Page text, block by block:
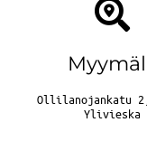
Ollilanojankatu
Ylivieska